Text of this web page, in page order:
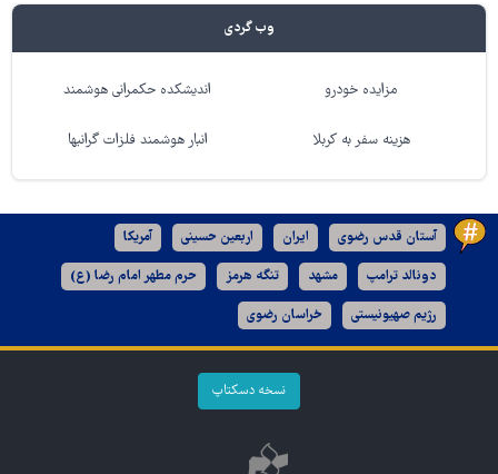
وب گردی
مزایده خودرو اندیشکده حکمرانی هوشمند
هزینه سفر به کربلا انبار هوشمند فلزات گرانبها
آستان قدس رضوی ایران اربعین حسینی آمریکا
دونالد ترامپ مشهد تنگه هرمز حرم مطهر امام رضا (ع)
رژیم صهیونیستی خراسان رضوی
نسخه دسکتاپ